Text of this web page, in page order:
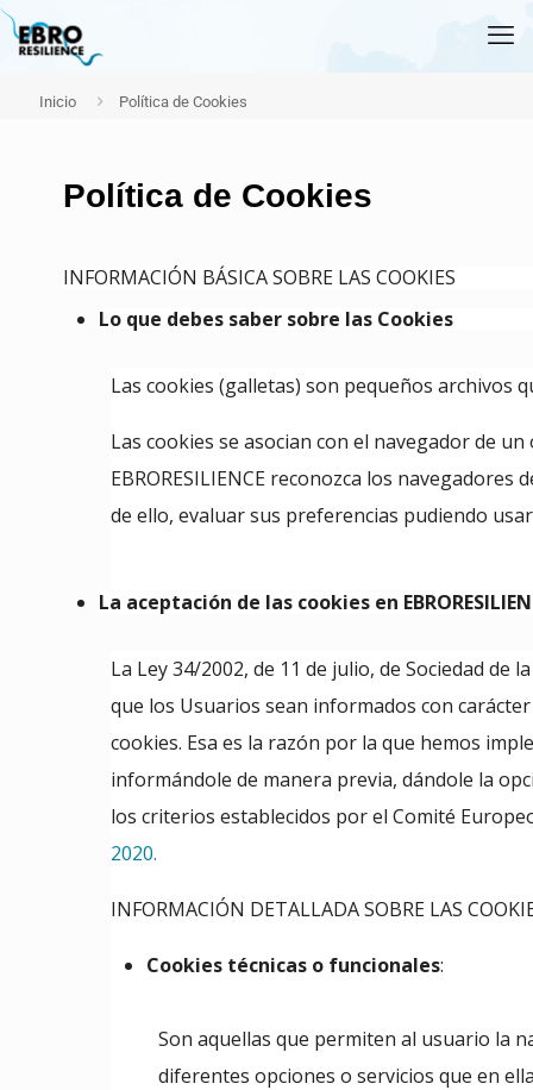
Inicio Política de Cookies
Política de Cookies
INFORMACIÓN BÁSICA SOBRE LAS COOKIES
Lo que debes saber sobre las Cookies
Las cookies (galletas) son pequeños archivos
Las cookies se asocian con el navegador de
EBRORESILIENCE reconozca los
de ello, evaluar sus preferencias pudiendo
La aceptación de las cookies en
La Ley 34/2002, de 11 de julio, de Sociedad de
que los Usuarios sean informados con
cookies. Esa es la razón por la que hemos
informándole de manera previa, dándole la
los criterios establecidos por el Comité
2020.
INFORMACIÓN DETALLADA SOBRE LAS
Cookies técnicas o funcionales:
Son aquellas que permiten al usuario la
diferentes opciones o servicios que en